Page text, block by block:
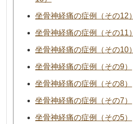
坐骨神経痛の症例（その12）
坐骨神経痛の症例（その11）
坐骨神経痛の症例（その10）
坐骨神経痛の症例（その9）
坐骨神経痛の症例（その8）
坐骨神経痛の症例（その7）
坐骨神経痛の症例（その5）